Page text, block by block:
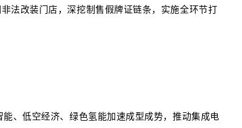
法改装门店，深挖制售假牌证链条，实施全环节打
、低空经济、 绿色氢能加速成型成势，推动集成电